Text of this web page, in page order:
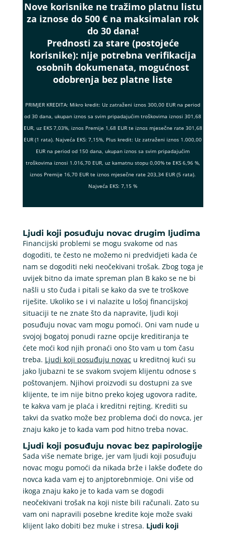
Nove korisnike ne tražimo platnu listu
za iznose do 500 € na maksimalan rok
do 30 dana!
Prednosti za stare (postojeće
korisnike): nije potrebna verifikacija
osobnih dokumenata, mogućnost
odobrenja bez platne liste
PRIMJER KREDITA: Mikro kredit: Uz zatraženi iznos 300,00 EUR na period
od 30 dana, ukupan iznos sa svim pripadajućim troškovima iznosi 301,68
EUR, uz EKS 7,03%, iznos Premije 1,68 EUR te iznos mjesečne rate 301,68
EUR (1 rata). Najveća EKS: 7,15%, Plus kredit: Uz zatraženi iznos 1.000,00
EUR na period od 150 dana, ukupan iznos sa svim pripadajućim
troškovima iznosi 1.016,70 EUR, uz kamatnu stopu 0,00% te EKS 6,96 %,
iznos Premije 16,70 EUR te iznos mjesečne rate 203,34 EUR (5 rata).
Najveća EKS: 7,15 %
Ljudi koji posuđuju novac drugim ljudima
Financijski problemi se mogu svakome od nas
dogoditi, te često ne možemo ni predvidjeti kada će
nam se dogoditi neki neočekivani trošak. Zbog toga je
uvijek bitno da imate spreman plan B kako se ne bi
našli u sto čuda i pitali se kako da sve te troškove
riješite. Ukoliko se i vi nalazite u lošoj financijskoj
situaciji te ne znate što da napravite, ljudi koji
posuđuju novac vam mogu pomoći. Oni vam nude u
svojoj bogatoj ponudi razne opcije kreditiranja te
ćete moći kod njih pronaći ono što vam u tom času
treba. Ljudi koji posuđuju novacu kreditnoj kući su
jako ljubazni te se svakom svojem klijentu odnose s
poštovanjem. Njihovi proizvodi su dostupni za sve
klijente, te im nije bitno preko kojeg ugovora radite,
te kakva vam je plaća i kreditni rejting. Krediti su
takvi da svatko može bez problema doći do novca, jer
znaju kako je to kada vam pod hitno treba novac.
Ljudi koji posuđuju novac bez papirologije
Sada više nemate brige, jer vam ljudi koji posuđuju
novac mogu pomoći da nikada brže i lakše dođete do
novca kada vam ej to anjptorebnmioje. Oni više od
ikoga znaju kako je to kada vam se dogodi
neočekivani trošak na koji niste bili računali. Zato su
vam oni napravili posebne kredite koje može svaki
klijent lako dobiti bez muke i stresa. Ljudi koji